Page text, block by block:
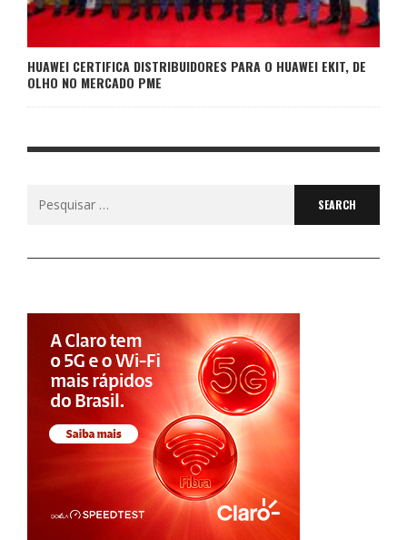
HUAWEI CERTIFICA DISTRIBUIDORES PARA O HUAWEI EKIT, DE
OLHO NO MERCADO PME